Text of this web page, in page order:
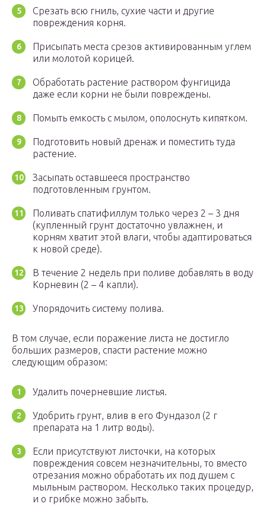
Срезать всю гниль, сухие части и другие
повреждения корня.
Присыпать места срезов активированным углем
или молотой корицей.
Обработать растение раствором фунгицида
даже если корни не были повреждены.
Помыть емкость с мылом, ополоснуть кипятком.
Подготовить новый дренаж и поместить туда
растение.
Засыпать оставшееся пространство
подготовленным грунтом.
Поливать спатифиллум только через 2 – 3 дня
(купленный грунт достаточно увлажнен, и
корням хватит этой влаги, чтобы адаптироваться
к новой среде).
В течение 2 недель при поливе добавлять в воду
Корневин (2 – 4 капли).
Упорядочить систему полива.
В том случае, если поражение листа не достигло
больших размеров, спасти растение можно
следующим образом:
Удалить почерневшие листья.
Удобрить грунт, влив в его Фундазол (2 г
препарата на 1 литр воды).
Если присутствуют листочки, на которых
повреждения совсем незначительны, то вместо
отрезания можно обработать их под душем с
мыльным раствором. Несколько таких процедур,
и о грибке можно забыть.